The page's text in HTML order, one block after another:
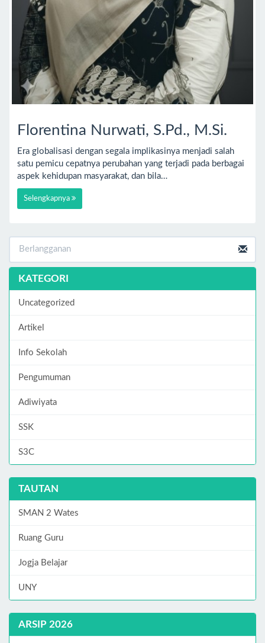
Florentina Nurwati, S.Pd., M.Si.
Era globalisasi dengan segala implikasinya menjadi salah
satu pemicu cepatnya perubahan yang terjadi pada berbagai
aspek kehidupan masyarakat, dan bila…
Selengkapnya
KATEGORI
Uncategorized
Artikel
Info Sekolah
Pengumuman
Adiwiyata
SSK
S3C
TAUTAN
SMAN 2 Wates
Ruang Guru
Jogja Belajar
UNY
ARSIP 2026